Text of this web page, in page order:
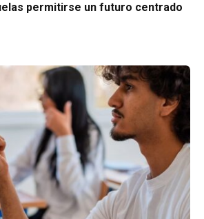
permitirse un futuro centrado